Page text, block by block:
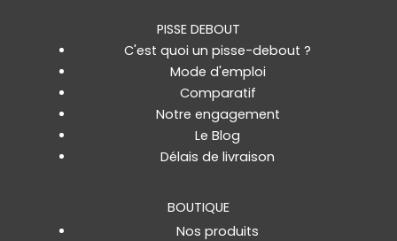
PISSE DEBOUT
C'est quoi un pisse-debout ?
Mode d'emploi
Comparatif
Notre engagement
Le Blog
Délais de livraison
BOUTIQUE
Nos produits